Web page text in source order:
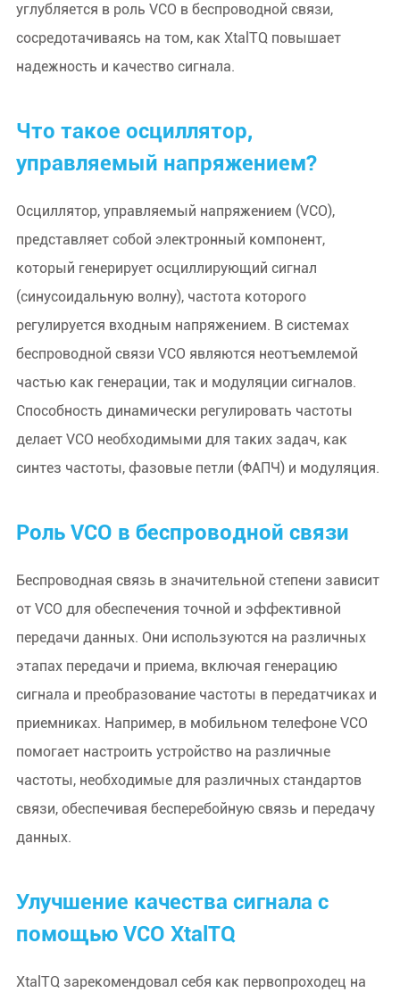
углубляется в роль VCO в беспроводной связи,
сосредотачиваясь на том, как XtalTQ повышает
надежность и качество сигнала.
Что такое осциллятор,
управляемый напряжением?
Осциллятор, управляемый напряжением (VCO),
представляет собой электронный компонент,
который генерирует осциллирующий сигнал
(синусоидальную волну), частота которого
регулируется входным напряжением. В системах
беспроводной связи VCO являются неотъемлемой
частью как генерации, так и модуляции сигналов.
Способность динамически регулировать частоты
делает VCO необходимыми для таких задач, как
синтез частоты, фазовые петли (ФАПЧ) и модуляция.
Роль VCO в беспроводной связи
Беспроводная связь в значительной степени зависит
от VCO для обеспечения точной и эффективной
передачи данных. Они используются на различных
этапах передачи и приема, включая генерацию
сигнала и преобразование частоты в передатчиках и
приемниках. Например, в мобильном телефоне VCO
помогает настроить устройство на различные
частоты, необходимые для различных стандартов
связи, обеспечивая бесперебойную связь и передачу
данных.
Улучшение качества сигнала с
помощью VCO XtalTQ
XtalTQ зарекомендовал себя как первопроходец на